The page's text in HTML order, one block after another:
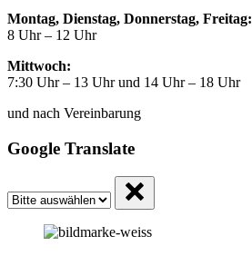
Montag, Dienstag, Donnerstag, Freitag:
8 Uhr – 12 Uhr
Mittwoch:
7:30 Uhr – 13 Uhr und 14 Uhr – 18 Uhr
und nach Vereinbarung
Google Translate